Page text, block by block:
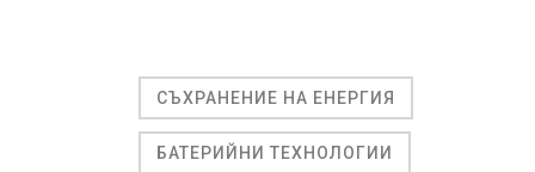
СЪХРАНЕНИЕ НА ЕНЕРГИЯ
БАТЕРИЙНИ ТЕХНОЛОГИИ